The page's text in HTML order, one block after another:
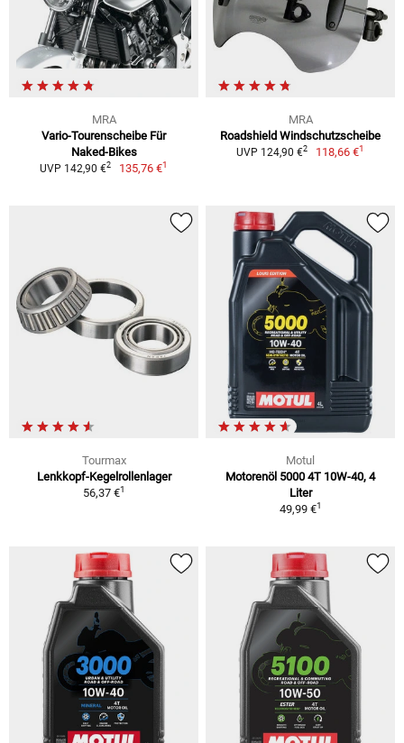
MRA
Vario-Tourenscheibe Für
Naked-Bikes
UVP 142,90 €2 135,76 €1
MRA
Roadshield Windschutzscheibe
UVP 124,90 €2 118,66 €1
Tourmax
Lenkkopf-Kegelrollenlager
56,37 €1
Motul
Motorenöl 5000 4T 10W-40, 4
Liter
49,99 €1